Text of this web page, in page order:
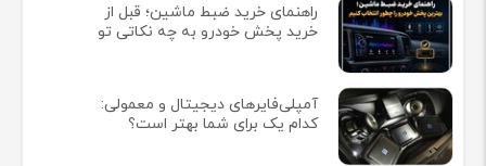
راهنمای خرید ضبط ماشین؛ قبل از
خرید پخش خودرو به چه نکاتی تو
آمپلی‌فایرهای دیجیتال و معمولی:
کدام یک برای شما بهتر است؟